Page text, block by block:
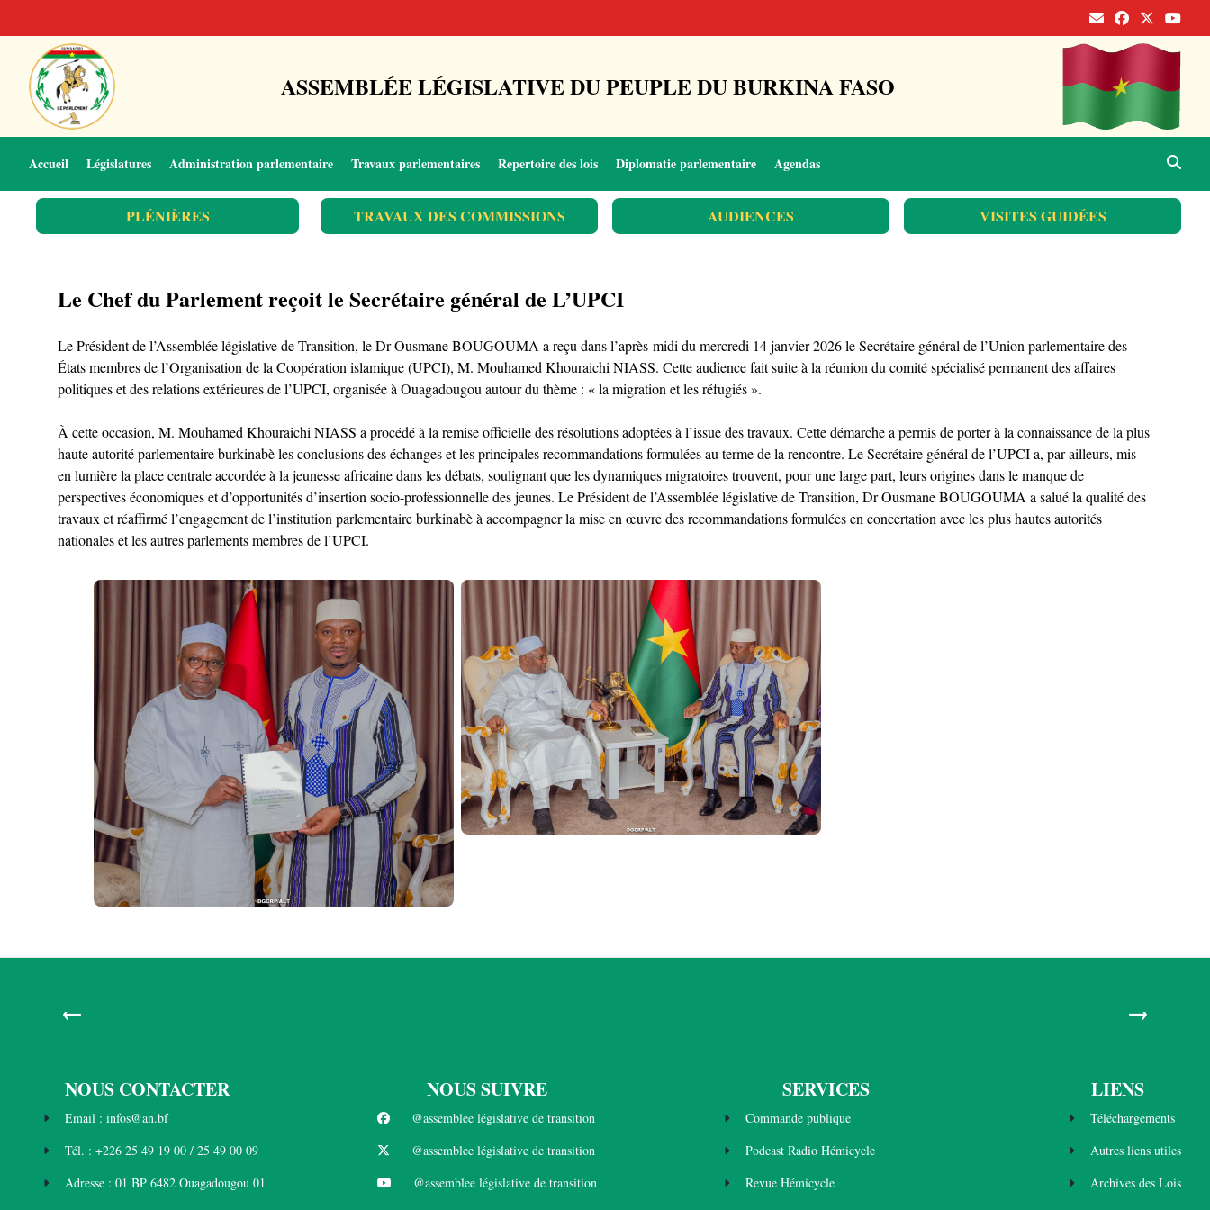
ASSEMBLÉE LÉGISLATIVE DU PEUPLE DU BURKINA FASO
Accueil Législatures Administration parlementaire Travaux parlementaires Repertoire des lois Diplomatie parlementaire Agendas
PLÉNIÈRES TRAVAUX DES COMMISSIONS AUDIENCES VISITES GUIDÉES
Le Chef du Parlement reçoit le Secrétaire général de L’UPCI
Le Président de l’Assemblée législative de Transition, le Dr Ousmane BOUGOUMA a reçu dans l’après-midi du mercredi 14 janvier 2026 le Secrétaire général de l’Union parlementaire des
États membres de l’Organisation de la Coopération islamique (UPCI), M. Mouhamed Khouraichi NIASS. Cette audience fait suite à la réunion du comité spécialisé permanent des affaires
politiques et des relations extérieures de l’UPCI, organisée à Ouagadougou autour du thème : « la migration et les réfugiés ».
À cette occasion, M. Mouhamed Khouraichi NIASS a procédé à la remise officielle des résolutions adoptées à l’issue des travaux. Cette démarche a permis de porter à la connaissance de la plus
haute autorité parlementaire burkinabè les conclusions des échanges et les principales recommandations formulées au terme de la rencontre. Le Secrétaire général de l’UPCI a, par ailleurs, mis
en lumière la place centrale accordée à la jeunesse africaine dans les débats, soulignant que les dynamiques migratoires trouvent, pour une large part, leurs origines dans le manque de
perspectives économiques et d’opportunités d’insertion socio-professionnelle des jeunes. Le Président de l’Assemblée législative de Transition, Dr Ousmane BOUGOUMA a salué la qualité des
travaux et réaffirmé l’engagement de l’institution parlementaire burkinabè à accompagner la mise en œuvre des recommandations formulées en concertation avec les plus hautes autorités
nationales et les autres parlements membres de l’UPCI.
← →
NOUS CONTACTER
Email : infos@an.bf
Tél. : +226 25 49 19 00 / 25 49 00 09
Adresse : 01 BP 6482 Ouagadougou 01
NOUS SUIVRE
@assemblee législative de transition
@assemblee législative de transition
@assemblee législative de transition
SERVICES
Commande publique
Podcast Radio Hémicycle
Revue Hémicycle
LIENS
Téléchargements
Autres liens utiles
Archives des Lois